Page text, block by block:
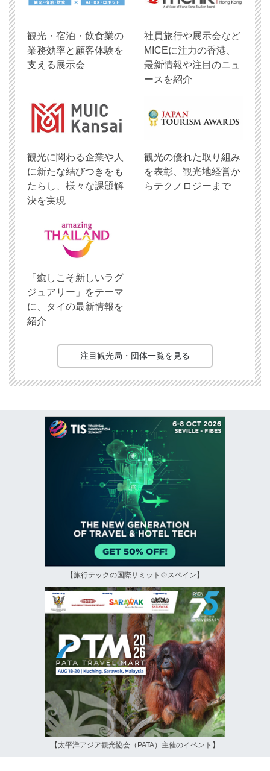
観光・宿泊・飲食業の
業務効率と顧客体験を
支える展示会
社員旅行や展示会など
MICEに注力の香港、
最新情報や注目のニュ
ースを紹介
観光に関わる企業や人
に新たな結びつきをも
たらし、様々な課題解
決を実現
観光の優れた取り組み
を表彰、観光地経営か
らテクノロジーまで
「癒しこそ新しいラグ
ジュアリー」をテーマ
に、タイの最新情報を
紹介
注目観光局・団体一覧を見る
【旅行テックの国際サミット＠スペイン】
【太平洋アジア観光協会（PATA）主催のイベント】